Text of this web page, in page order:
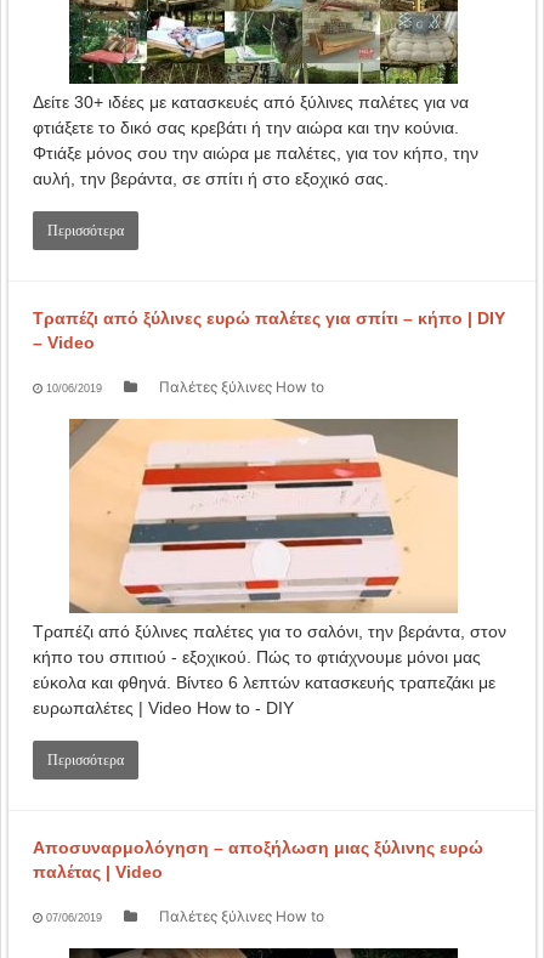
Δείτε 30+ ιδέες με κατασκευές από ξύλινες παλέτες για να
φτιάξετε το δικό σας κρεβάτι ή την αιώρα και την κούνια.
Φτιάξε μόνος σου την αιώρα με παλέτες, για τον κήπο, την
αυλή, την βεράντα, σε σπίτι ή στο εξοχικό σας.
Περισσότερα
Τραπέζι από ξύλινες ευρώ παλέτες για σπίτι – κήπο | DIY
– Video
10/06/2019 Παλέτες ξύλινες How to
Τραπέζι από ξύλινες παλέτες για το σαλόνι, την βεράντα, στον
κήπο του σπιτιού - εξοχικού. Πώς το φτιάχνουμε μόνοι μας
εύκολα και φθηνά. Βίντεο 6 λεπτών κατασκευής τραπεζάκι με
ευρωπαλέτες | Video How to - DIY
Περισσότερα
Αποσυναρμολόγηση – αποξήλωση μιας ξύλινης ευρώ
παλέτας | Video
07/06/2019 Παλέτες ξύλινες How to